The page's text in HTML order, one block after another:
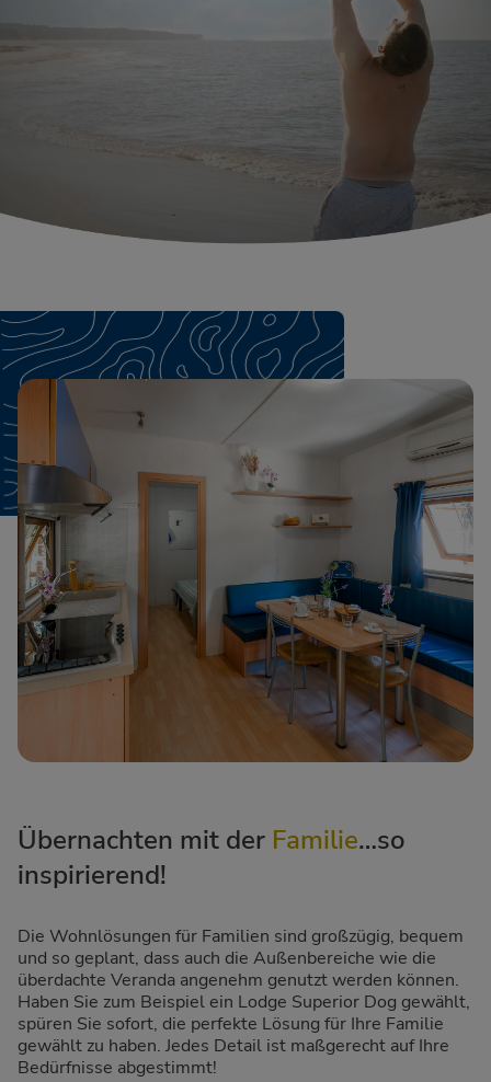
Übernachten mit der Familie…so
inspirierend!
Die Wohnlösungen für Familien sind großzügig, bequem
und so geplant, dass auch die Außenbereiche wie die
überdachte Veranda angenehm genutzt werden können.
Haben Sie zum Beispiel ein Lodge Superior Dog gewählt,
spüren Sie sofort, die perfekte Lösung für Ihre Familie
gewählt zu haben. Jedes Detail ist maßgerecht auf Ihre
Bedürfnisse abgestimmt!